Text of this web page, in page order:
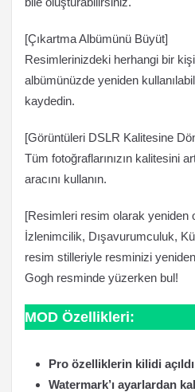
[Çıkartma Albümünü Büyüt]
Resimlerinizdeki herhangi bir
albümünüzde yeniden
kaydedin.
[Görüntüleri DSLR Kalitesine
Tüm fotoğraflarınızın kalitesini
aracını kullanın.
[Resimleri resim olarak yeniden
İzlenimcilik, Dışavurumculuk,
resim stilleriyle resminizi
Gogh resminde yüzerken bul!
MOD Özellikleri:
Pro özelliklerin kilidi
Watermark’ı ayarlardan